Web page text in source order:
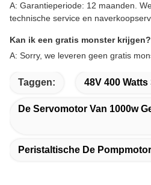
A: Garantieperiode: 12 maanden.
technische service en
Kan ik een gratis monster krijgen?
A: Sorry, we leveren geen gratis
Taggen: 48V 400
De Servomotor Van 1000w
Peristaltische De